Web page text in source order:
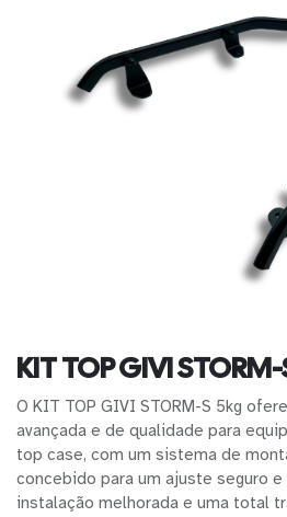
KIT TOP GIVI
O KIT TOP GIVI STORM-S 5kg
avançada e de qualidade para
top case, com um sistema de
concebido para um ajuste seguro
instalação melhorada e uma total